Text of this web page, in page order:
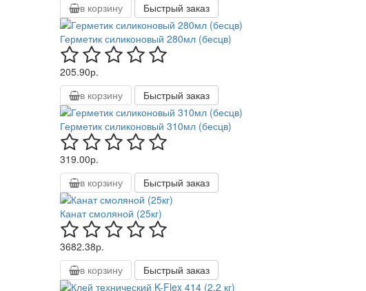
в корзину
Быстрый заказ
Герметик силиконовый 280мл (бесцв)
205.90р.
в корзину
Быстрый заказ
Герметик силиконовый 310мл (бесцв)
319.00р.
в корзину
Быстрый заказ
Канат смоляной (25кг)
3682.38р.
в корзину
Быстрый заказ